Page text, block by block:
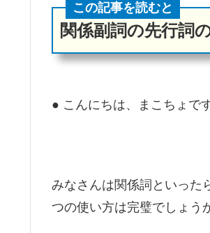
この記事を読むと
関係副詞の先行詞
● こんにちは、まこちょです
みなさんは関係詞といった
つの使い方は完璧でしょう